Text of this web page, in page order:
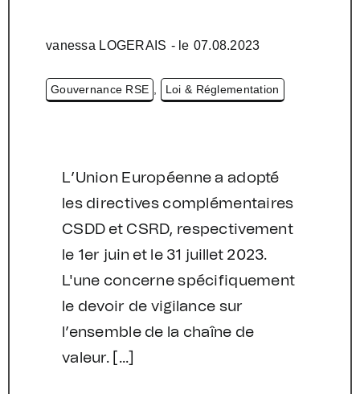
vanessa LOGERAIS - le 07.08.2023
Gouvernance RSE , Loi & Réglementation
L’Union Européenne a adopté
les directives complémentaires
CSDD et CSRD, respectivement
le 1er juin et le 31 juillet 2023.
L'une concerne spécifiquement
le devoir de vigilance sur
l’ensemble de la chaîne de
valeur. [...]